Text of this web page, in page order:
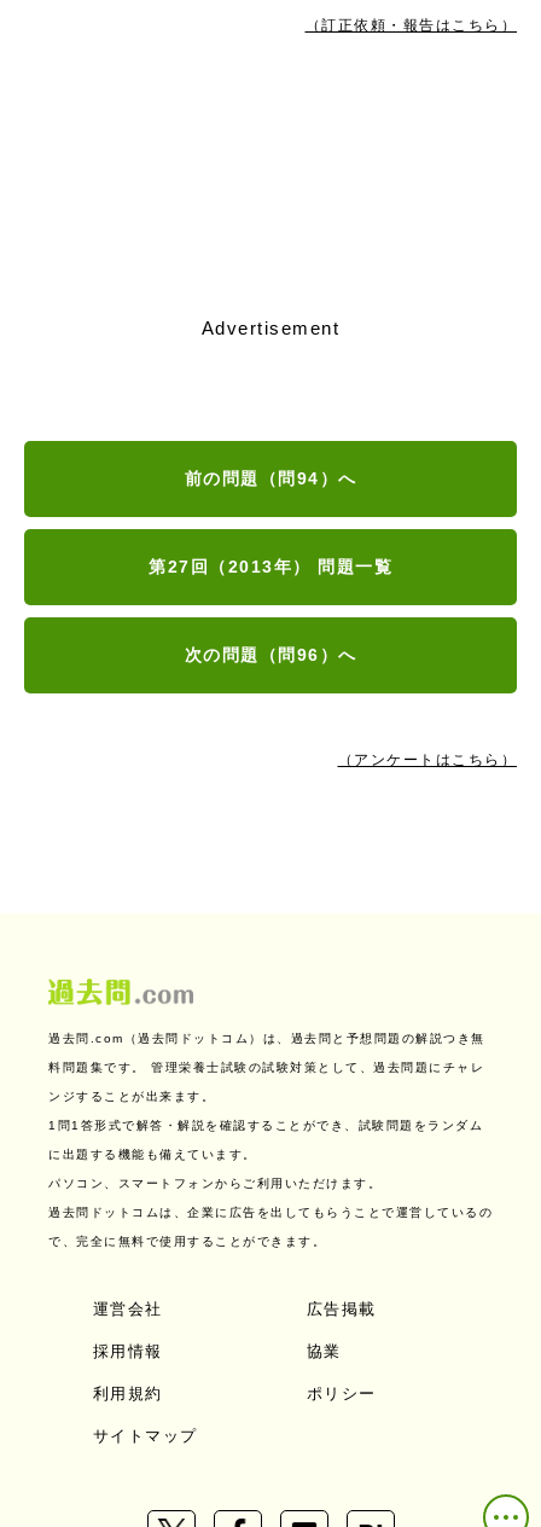
（訂正依頼・報告はこちら）
Advertisement
前の問題（問94）へ
第27回（2013年） 問題一覧
次の問題（問96）へ
（アンケートはこちら）
過去問.com（過去問ドットコム）は、過去問と予想問題の解説つき無
料問題集です。 管理栄養士試験の試験対策として、過去問題にチャレ
ンジすることが出来ます。
1問1答形式で解答・解説を確認することができ、試験問題をランダム
に出題する機能も備えています。
パソコン、スマートフォンからご利用いただけます。
過去問ドットコムは、企業に広告を出してもらうことで運営しているの
で、完全に無料で使用することができます。
運営会社 広告掲載
採用情報 協業
利用規約 ポリシー
サイトマップ